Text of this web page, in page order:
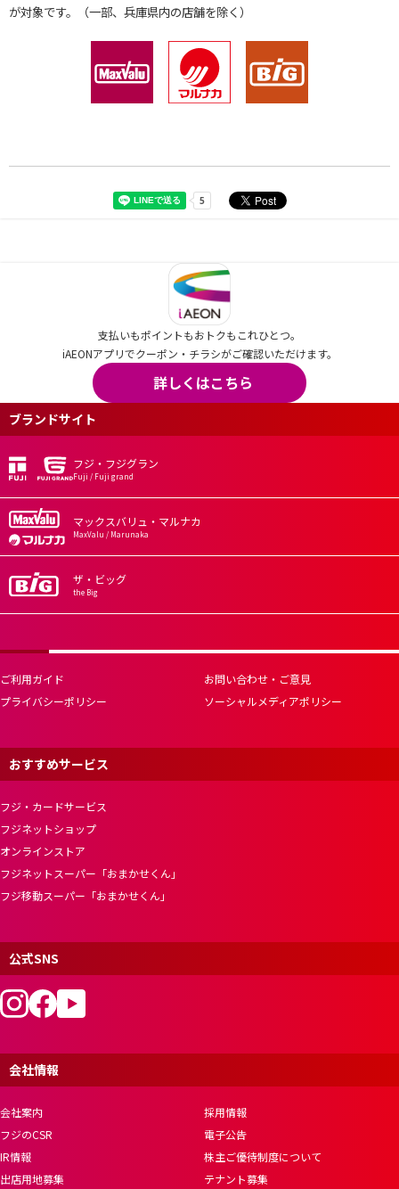
が対象です。（一部、兵庫県内の店舗を除く）
支払いもポイントもおトクもこれひとつ。
iAEONアプリでクーポン・チラシがご確認いただけます。
詳しくはこちら
ブランドサイト
フジ・フジグラン
Fuji / Fuji grand
マックスバリュ・マルナカ
MaxValu / Marunaka
ザ・ビッグ
the Big
ご利用ガイド
お問い合わせ・ご意見
プライバシーポリシー
ソーシャルメディアポリシー
おすすめサービス
フジ・カードサービス
フジネットショップ
オンラインストア
フジネットスーパー「おまかせくん」
フジ移動スーパー「おまかせくん」
公式SNS
会社情報
会社案内
採用情報
フジのCSR
電子公告
IR情報
株主ご優待制度について
出店用地募集
テナント募集